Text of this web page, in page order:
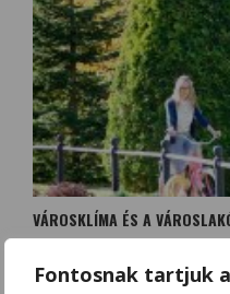
Fontosnak tartjuk
VÁROSKLÍMA ÉS A